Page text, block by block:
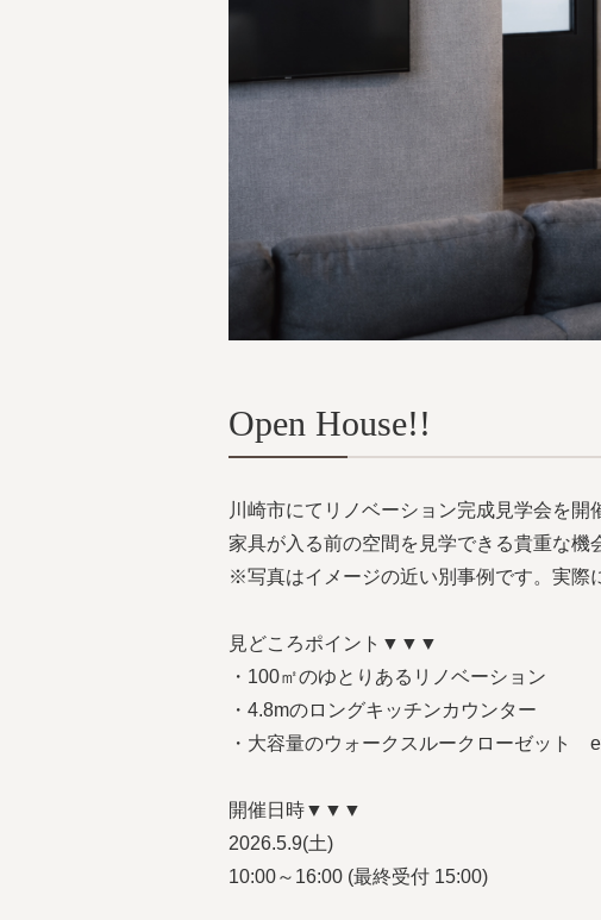
Open House!!
川崎市にてリノベーション完成見学会を開
家具が入る前の空間を見学できる貴重な機
※写真はイメージの近い別事例です。実際
見どころポイント▼▼▼
・100㎡のゆとりあるリノベーション
・4.8mのロングキッチンカウンター
・大容量のウォークスルークローゼット
開催日時▼▼▼
2026.5.9(土)
10:00～16:00 (最終受付 15:00)